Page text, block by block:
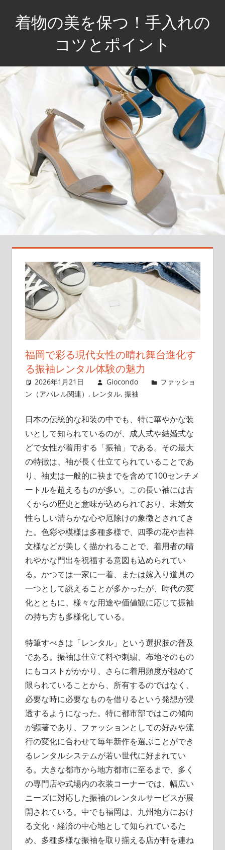
ツ
へ
着物の美を保つ！手入れの
コツとポイント
伝
統
に、
の
着
永
遠
福岡で彩る現代女性の晴れ舞台進化す
る振袖レンタル体験の魅力
2026年1月21日 Giocondo
ファッショ
ン（アパレル関連） , レンタル, 振袖
日本の伝統的な和装の中でも、特に華やかな装
いとして知られているのが、成人式や結婚式な
どで女性が着用する「振袖」である。 その最大
の特徴は、袖が長く仕立てられていることであ
り、袖丈は一般的に袂までを含めて100センチメ
ートルを超えるものが多い。この長い袖には古
くからの歴史と意味が込められており、未婚女
性らしい清らかな心や厄除けの象徴とされてき
た。色彩や模様は多種多様で、四季の花や吉祥
文様などが美しく描かれることで、着用者の晴
れやかな門出を祝福する意図も込められてい
る。かつては一家に一着、または嫁入り道具の
一つとして誂えることが多かったが、時代の変
化とともに、様々な用途や価値観に応じて振袖
の持ち方も多様化している。
特筆すべきは「レンタル」という選択肢の普及
である。振袖は仕立て料や刺繍、布地そのもの
にもコストがかかり、さらに着用頻度が極めて
限られていることから、所有するのではなく、
必要な時に必要なものを借りるという発想が浸
透するようになった。特に都市部ではこの傾向
が顕著であり、ファッションとしての好みや流
行の変化に合わせて毎年新作を選ぶことができ
るレンタルシステムが若い世代に好まれてい
る。大きな都市から地方都市に至るまで、多く
の専門店や式場内の衣装コーナーでは、幅広い
ニーズに対応した振袖のレンタルサービスが展
開されている。中でも福岡は、九州地方におけ
る文化・経済の中心地として知られているた
め、多種多様な振袖を取り揃える店が軒を連ね